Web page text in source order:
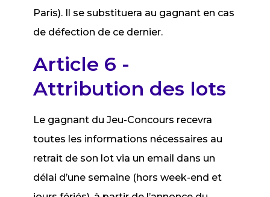
Paris). Il se substituera au gagnant en cas
de défection de ce dernier.
Article 6 -
Attribution des lots
Le gagnant du Jeu-Concours recevra
toutes les informations nécessaires au
retrait de son lot via un email dans un
délai d’une semaine (hors week-end et